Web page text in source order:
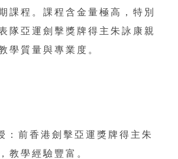
課程。課程含金量極高，特別
隊亞運劍擊獎牌得主朱詠康親
學質量與專業度。
：前香港劍擊亞運獎牌得主朱
教學經驗豐富。